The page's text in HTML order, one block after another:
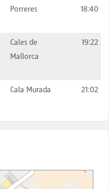
Porreres 18:40
Cales de
Mallorca
19:22
Cala Murada 21:02